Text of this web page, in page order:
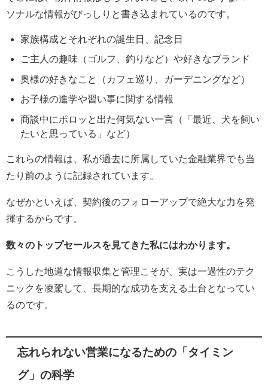
ソナルな情報がびっしりと書き込まれているのです。
家族構成とそれぞれの誕生日、記念日
ご主人の趣味（ゴルフ、釣りなど）や好きなブランド
奥様の好きなこと（カフェ巡り、ガーデニングなど）
お子様の進学や習い事に関する情報
商談中にポロッと出た何気ない一言（「最近、犬を飼い
たいと思っている」など）
これらの情報は、私が過去に所属していた金融業界でも当
たり前のように記録されています。
なぜかといえば、契約後のフォローアップで絶大な力を発
揮するからです。
数々のトップセールスを見てきた私にはわかります。
こうした地道な情報収集と管理こそが、実は一過性のテク
ニックを凌駕して、長期的な成功を支える土台となってい
るのです。
忘れられない営業になるための「タイミン
グ」の科学